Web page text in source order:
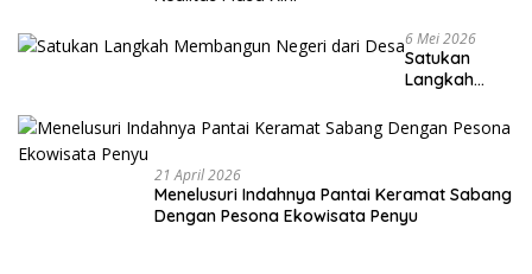
6 Mei 2026
Satukan
Langkah
Negeri dari
Desa
21 April 2026
Menelusuri Indahnya Pantai Keramat Sabang
Dengan Pesona Ekowisata Penyu